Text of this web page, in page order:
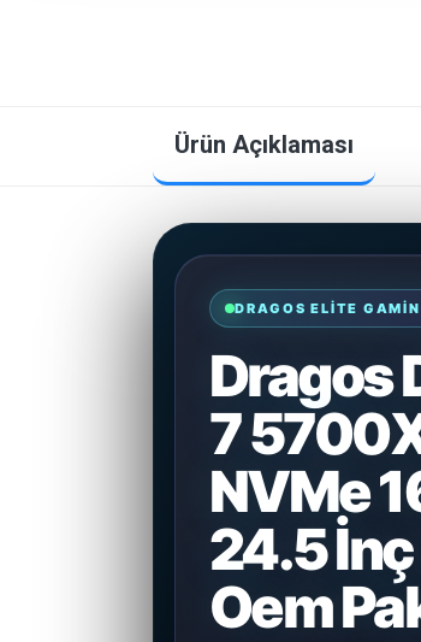
Ürün Açıklaması
DRAGOS ELITE
Dragos
7
NVMe
24.5
Oem